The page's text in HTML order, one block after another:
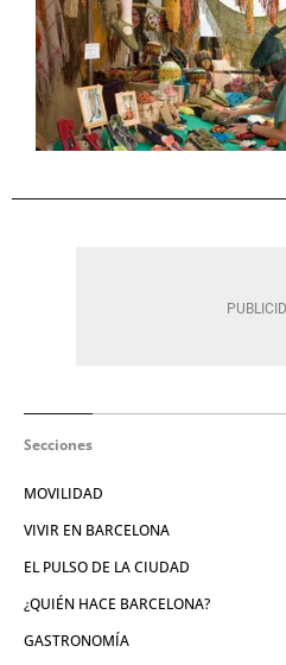
Secciones
MOVILIDAD
VIVIR EN BARCELONA
EL PULSO DE LA CIUDAD
¿QUIÉN HACE BARCELONA?
GASTRONOMÍA